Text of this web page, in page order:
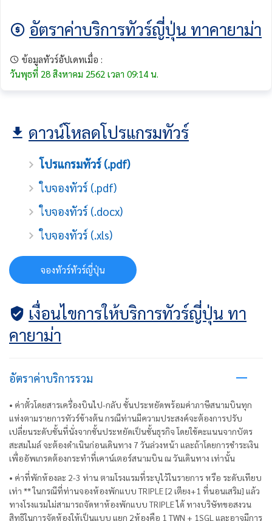
อัตราค่าบริการทัวร์ญี่ปุ่น ทาคายาม่า
ข้อมูลทัวร์อัปเดทเมื่อ :
วันพุธที่ 28 สิงหาคม 2562 เวลา 09:14 น.
ดาวน์โหลดโปรแกรมทัวร์
โปรแกรมทัวร์ (.pdf)
ใบจองทัวร์ (.pdf)
ใบจองทัวร์ (.docx)
ใบจองทัวร์ (.xls)
จองทัวร์ทัวร์ญี่ปุ่น
เงื่อนไขการให้บริการทัวร์ญี่ปุ่น ทา
คายาม่า
อัตราค่าบริการรวม
• ค่าตั๋วโดยสารเครื่องบินไป-กลับ ชั้นประหยัดพร้อมค่าภาษีสนามบินทุก
แห่งตามรายการทัวร์ข้างต้น กรณีท่านมีความประสงค์จะต้องการปรับ
เปลี่ยนระดับชั้นที่นั่งจากชั้นประหยัดเป็นชั้นธุรกิจ โดยใช้คะแนนจากบัตร
สะสมไมล์ จะต้องดำเนินก่อนเดินทาง 7 วันล่วงหน้า และถ้าโดยการชำระเงิน
เพื่ออัพเกรดต้องกระทำที่เคาน์เตอร์สนามบิน ณ วันเดินทาง เท่านั้น
• ค่าที่พักห้องละ 2-3 ท่าน ตามโรงแรมที่ระบุไว้ในรายการ หรือ ระดับเทียบ
เท่า ** ในกรณีที่ท่านจองห้องพักแบบ TRIPLE [2 เตียง+1 ที่นอนเสริม] แล้ว
ทางโรงแรมไม่สามารถจัดหาห้องพักแบบ TRIPLE ได้ ทางบริษัทขอสงวน
สิทธิในการจัดห้องให้เป็นแบบ แยก 2ห้องคือ 1 TWN + 1SGL และอาจมีการ